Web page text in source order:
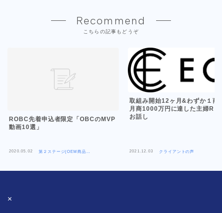
Recommend
こちらの記事もどうぞ
ROBC先着申込者限定「OBCのMVP
動画10選」
2020.05.02
第２ステージ(OEM商品
取組み開始12ヶ月&わずか１商
月商1000万円に達した主婦Rさ
お話し
2021.12.03 クライアントの声
×